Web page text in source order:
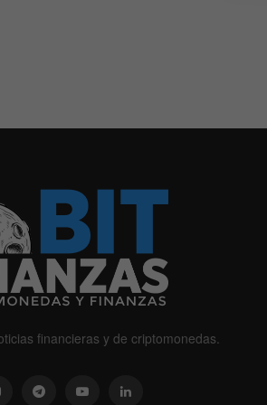
financieras y de criptomonedas.